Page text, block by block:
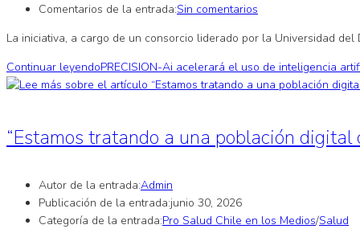
Comentarios de la entrada:Sin comentarios
La iniciativa, a cargo de un consorcio liderado por la Universidad
Continuar leyendoPRECISION-Ai acelerará el uso de inteligencia
“Estamos tratando a una población digital
Autor de la entrada:Admin
Publicación de la entrada:junio 30, 2026
Categoría de la entrada:Pro Salud Chile en los Medios/Salud